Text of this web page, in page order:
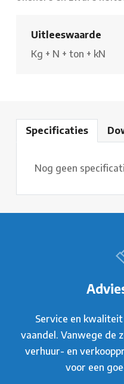
Uitleeswaarde
Kg + N + ton + kN
Specificaties
Nog geen
Service en
vaandel. Vanwege de
verhuur- en
voor een